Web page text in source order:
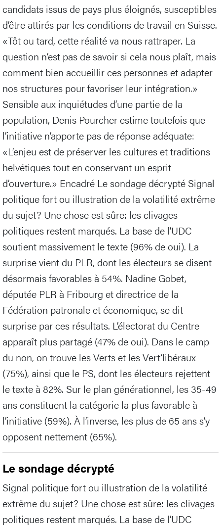
candidats issus de pays plus éloignés, susceptibles
d’être attirés par les conditions de travail en Suisse.
«Tôt ou tard, cette réalité va nous rattraper. La
question n’est pas de savoir si cela nous plaît, mais
comment bien accueillir ces personnes et adapter
nos structures pour favoriser leur intégration.»
Sensible aux inquiétudes d’une partie de la
population, Denis Pourcher estime toutefois que
l’initiative n’apporte pas de réponse adéquate:
«L’enjeu est de préserver les cultures et traditions
helvétiques tout en conservant un esprit
d’ouverture.» Encadré Le sondage décrypté Signal
politique fort ou illustration de la volatilité extrême
du sujet? Une chose est sûre: les clivages
politiques restent marqués. La base de l’UDC
soutient massivement le texte (96% de oui). La
surprise vient du PLR, dont les électeurs se disent
désormais favorables à 54%. Nadine Gobet,
députée PLR à Fribourg et directrice de la
Fédération patronale et économique, se dit
surprise par ces résultats. L’électorat du Centre
apparaît plus partagé (47% de oui). Dans le camp
du non, on trouve les Verts et les Vert’libéraux
(75%), ainsi que le PS, dont les électeurs rejettent
le texte à 82%. Sur le plan générationnel, les 35-49
ans constituent la catégorie la plus favorable à
l’initiative (59%). À l’inverse, les plus de 65 ans s’y
opposent nettement (65%).
Le sondage décrypté
Signal politique fort ou illustration de la volatilité
extrême du sujet? Une chose est sûre: les clivages
politiques restent marqués. La base de l’UDC